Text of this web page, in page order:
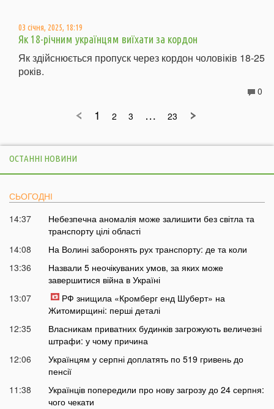
03 січня, 2025, 18:19
Як 18-річним українцям виїхати за кордон
Як здійснюється пропуск через кордон чоловіків 18-25
років.
0
1 2 3 … 23
ОСТАННІ НОВИНИ
СЬОГОДНІ
14:37
Небезпечна аномалія може залишити без світла та
транспорту цілі області
14:08
На Волині заборонять рух транспорту: де та коли
13:36
Назвали 5 неочікуваних умов, за яких може
завершитися війна в Україні
13:07
РФ знищила «Кромберг енд Шуберт» на
Житомирщині: перші деталі
12:35
Власникам приватних будинків загрожують величезні
штрафи: у чому причина
12:06
Українцям у серпні доплатять по 519 гривень до
пенсії
11:38
Українців попередили про нову загрозу до 24 серпня:
чого чекати